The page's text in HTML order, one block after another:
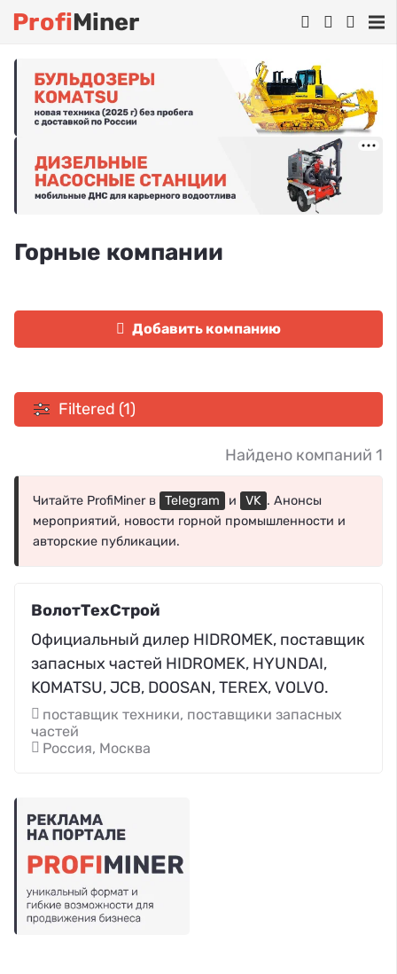
ProfiMiner
Горные компании
Добавить компанию
Filtered (1)
Найдено компаний 1
Читайте ProfiMiner в Telegram и VK . Анонсы
мероприятий, новости горной промышленности и
авторские публикации.
ВолотТехСтрой
Официальный дилер HIDROMEK, поставщик
запасных частей HIDROMEK, HYUNDAI,
KOMATSU, JCB, DOOSAN, TEREX, VOLVO.
поставщик техники, поставщики запасных
частей
Россия, Москва